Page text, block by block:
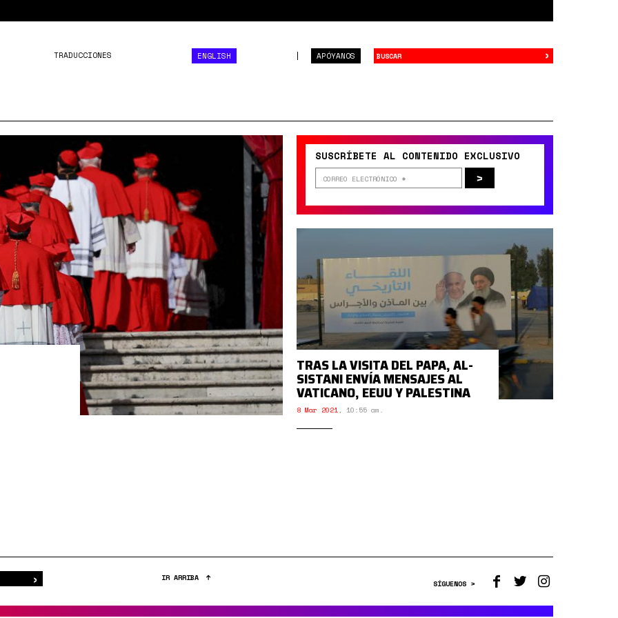
APÓYANOS
TRADUCCIONES ENGLISH ›
SUSCRÍBETE AL CONTENIDO EXCLUSIVO
>
TRAS LA VISITA DEL PAPA, AL-
SISTANI ENVÍA MENSAJES AL
VATICANO, EEUU Y PALESTINA
8 Mar 2021, 10:55 am.
› IR ARRIBA
SÍGUENOS >